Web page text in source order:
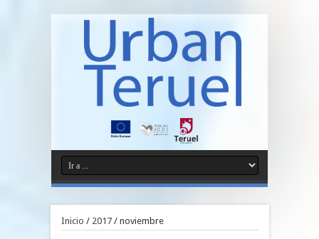
Inicio / 2017/ noviembre